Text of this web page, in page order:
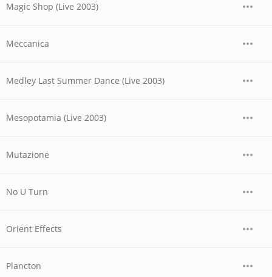
Magic Shop (Live 2003)
Meccanica
Medley Last Summer Dance (Live 2003)
Mesopotamia (Live 2003)
Mutazione
No U Turn
Orient Effects
Plancton